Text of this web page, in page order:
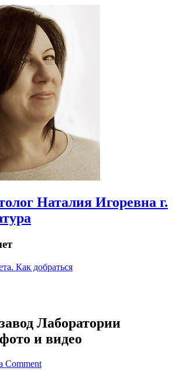
Наталия Игоревна г.
Как добраться
Лаборатории
и видео
Comment